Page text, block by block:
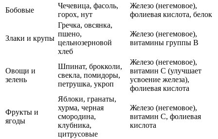
Бобовые
Чечевица, фасоль,
горох, нут
Железо (негемовое),
фолиевая кислота, белок
Злаки и крупы
Гречка, овсянка,
пшено,
цельнозерновой
хлеб
Железо (негемовое),
витамины группы B
Овощи и
зелень
Шпинат, брокколи,
свекла, помидоры,
петрушка, укроп
Железо (негемовое),
витамин C (улучшает
усвоение железа),
фолиевая кислота
Фрукты и
ягоды
Яблоки, гранаты,
хурма, черная
смородина,
клубника,
цитрусовые
Железо (негемовое),
витамин C, фолиевая
кислота